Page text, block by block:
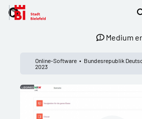
Medium
Online-Software
Bundesrepublik
2023